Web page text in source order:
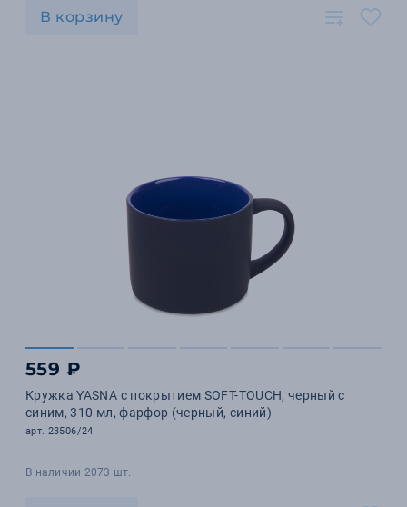
В корзину
559 ₽
Кружка YASNA с покрытием SOFT-TOUCH, черный с
синим, 310 мл, фарфор (черный, синий)
арт. 23506/24
В наличии 2073 шт.